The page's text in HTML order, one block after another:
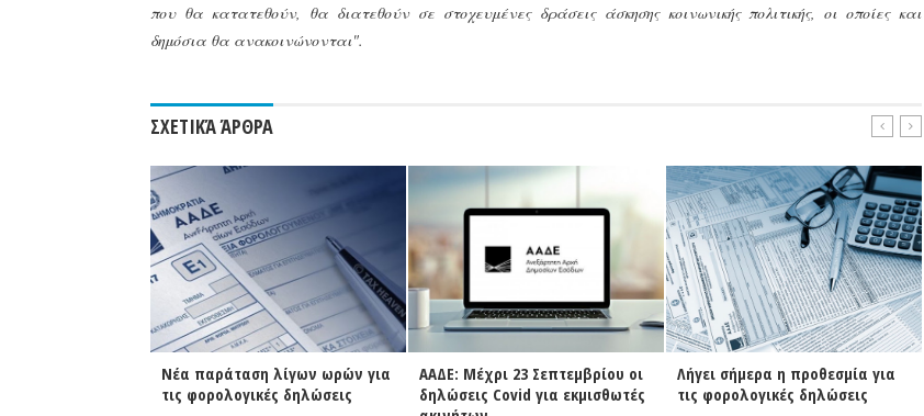
που θα κατατεθούν, θα διατεθούν σε στοχευμένες δράσεις άσκησης κοινωνικής πολιτικής, οι οποίες και
δημόσια θα ανακοινώνονται".
ΣΧΕΤΙΚΆ ΆΡΘΡΑ
ΑΑΔΕ: Μέχρι 23 Σεπτεμβρίου οι
δηλώσεις Covid για εκμισθωτές
Λήγει σήμερα η προθεσμία για
τις φορολογικές δηλώσεις
Ενημερωτική e-ημερίδα: «Νέο
πρόγραμμα ΓΕΦΥΡΑ – Ποιοι οι